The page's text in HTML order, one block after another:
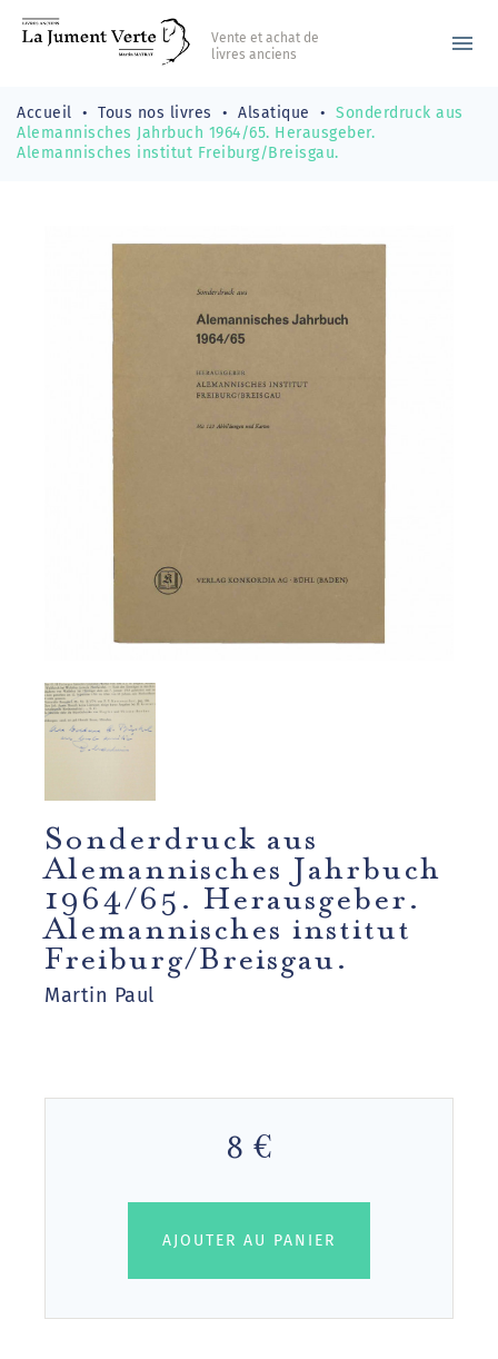
Vente et achat de
livres anciens
menu
Accueil Tous nos livres Alsatique
Sonderdruck aus
Alemannisches Jahrbuch 1964/65. Herausgeber.
Alemannisches institut Freiburg/Breisgau.
Sonderdruck aus
Alemannisches Jahrbuch
1964/65. Herausgeber.
Alemannisches institut
Freiburg/Breisgau.
Martin Paul
8 €
AJOUTER AU PANIER